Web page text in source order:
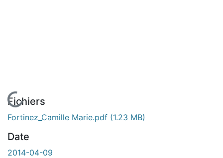
En cours de chargement...
Fichiers
Fortinez_Camille Marie.pdf (1.23 MB)
Date
2014-04-09